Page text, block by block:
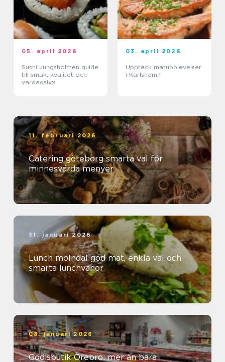
05. april 2026
Sushi kungsholmen guide
till smak, kvalitet och
vardagslyx
03. april 2026
Upptäck matupplevelser
i Karlshamn
11. februari 2026
Catering göteborg smarta val för
minnesvärda menyer
31. januari 2026
Lunch mölndal god mat, enkla val och
smarta lunchvanor
08. januari 2026
Godisbutik Örebro: mer än bara